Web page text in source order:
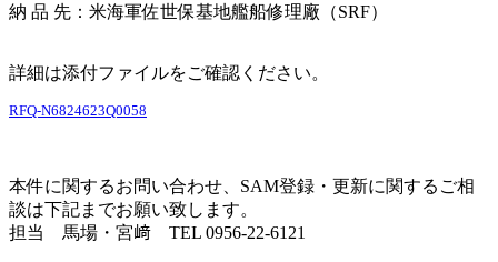
納 品 先：米海軍佐世保基地艦船修理廠（SRF）
詳細は添付ファイルをご確認ください。
RFQ-N6824623Q0058
本件に関するお問い合わせ、SAM登録・更新に関するご相
談は下記までお願い致します。
担当 馬場・宮﨑 TEL 0956-22-6121